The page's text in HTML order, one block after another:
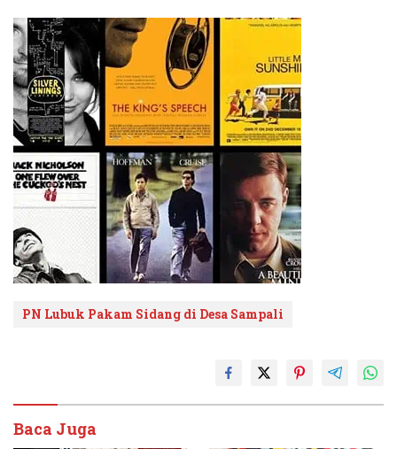
PN Lubuk Pakam Sidang di Desa Sampali
Baca Juga